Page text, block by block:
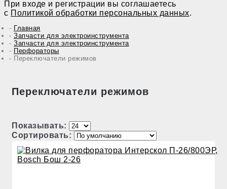
При входе и регистрации вы соглашаетесь
с Политикой обработки персональных данных.
Главная
Запчасти для электроинструмента
Запчасти для электроинструмента
Перфораторы
Переключатели режимов
Переключатели режимов
Показывать:
Сортировать: